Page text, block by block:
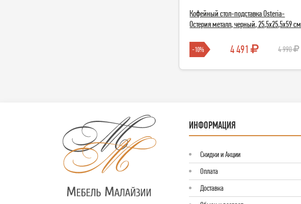
Кофейный стол-подставка Osteria-
Остерия металл, черный, 25,5х25,5х59 см
-10% 4 491 4 990
ИНФОРМАЦИЯ
Скидки и Акции
Оплата
Доставка